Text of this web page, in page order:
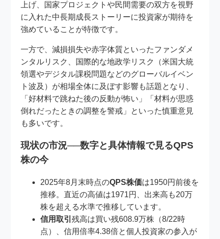
上げ、国家プロジェクトや民間需要の双方を視野
に入れた中長期成長ストーリーに投資家が期待を
強めていることが特徴です。
一方で、減損損失や赤字体質といったファンダメ
ンタルリスク、国際的な地政学リスク（米国大統
領選やデジタル課税問題などのグローバルイベン
ト波及）が相場全体に及ぼす影響も話題となり、
「好材料で跳ねた後の反動が怖い」「材料が思惑
倒れだったときの調整を警戒」といった慎重意見
も多いです。
現状の市況──数字と具体情報で見るQPS
株の今
2025年8月末時点のQPS株価は1950円前後を
推移。直近の高値は1971円、出来高も20万
株を超える水準で推移しています。
信用取引残高は買い残608.9万株（8/22時
点）、信用倍率4.38倍と個人投資家の参入が